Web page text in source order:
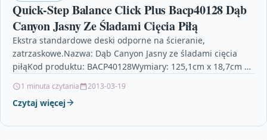
Quick-Step Balance Click Plus Bacp40128 Dąb
Canyon Jasny Ze Śladami Cięcia Piłą
Ekstra standardowe deski odporne na ścieranie,
zatrzaskowe.Nazwa: Dąb Canyon Jasny ze śladami cięcia
piłąKod produktu: BACP40128Wymiary: 125,1cm x 18,7cm x
1 minuta czytania 2013-03-19
Czytaj więcej